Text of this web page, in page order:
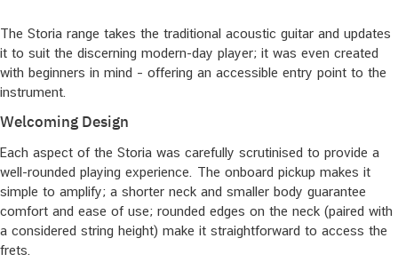
The Storia range takes the traditional acoustic guitar and updates
it to suit the discerning modern-day player; it was even created
with beginners in mind – offering an accessible entry point to the
instrument.
Welcoming Design
Each aspect of the Storia was carefully scrutinised to provide a
well-rounded playing experience. The onboard pickup makes it
simple to amplify; a shorter neck and smaller body guarantee
comfort and ease of use; rounded edges on the neck (paired with
a considered string height) make it straightforward to access the
frets.